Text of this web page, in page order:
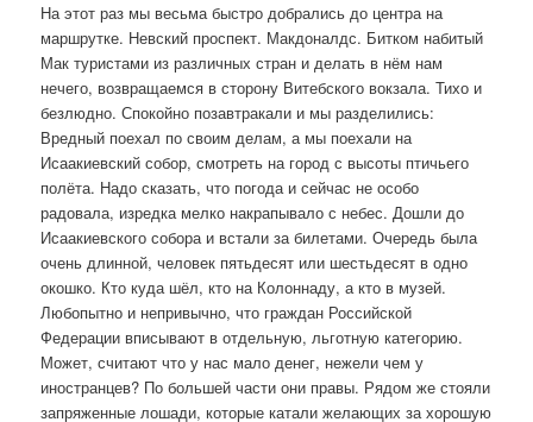
На этот раз мы весьма быстро добрались до центра на
маршрутке. Невский проспект. Макдоналдс. Битком набитый
Мак туристами из различных стран и делать в нём нам
нечего, возвращаемся в сторону Витебского вокзала. Тихо и
безлюдно. Спокойно позавтракали и мы разделились:
Вредный поехал по своим делам, а мы поехали на
Исаакиевский собор, смотреть на город с высоты птичьего
полёта. Надо сказать, что погода и сейчас не особо
радовала, изредка мелко накрапывало с небес. Дошли до
Исаакиевского собора и встали за билетами. Очередь была
очень длинной, человек пятьдесят или шестьдесят в одно
окошко. Кто куда шёл, кто на Колоннаду, а кто в музей.
Любопытно и непривычно, что граждан Российской
Федерации вписывают в отдельную, льготную категорию.
Может, считают что у нас мало денег, нежели чем у
иностранцев? По большей части они правы. Рядом же стояли
запряженные лошади, которые катали желающих за хорошую